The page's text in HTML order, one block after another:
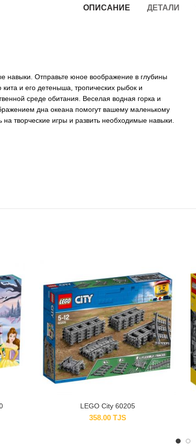
ОПИСАНИЕ ДЕТАЛИ
навыки. Отправьте юное воображение в глубины
кита и его детеныша, тропических рыбок и
среде обитания. Веселая водная горка и
дна океана помогут вашему маленькому
на творческие игры и развить необходимые навыки.
LEGO City 60205
358.00 TJS